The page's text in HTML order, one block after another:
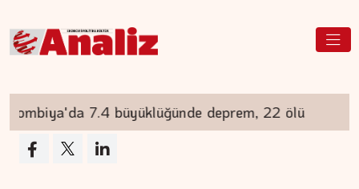
7.4 büyüklüğünde deprem, 22 ölü